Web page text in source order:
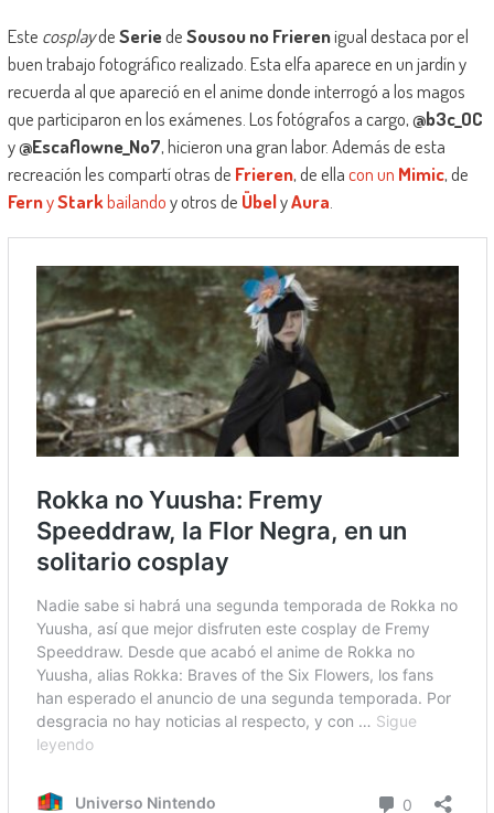
Este cosplaydeSeriedeSousou no Frierenigual destaca por el
buen trabajo fotográfico realizado. Esta elfa aparece en un jardín y
recuerda al que apareció en el anime donde interrogó a los magos
que participaron en los exámenes. Los fotógrafos a cargo,@b3c_OC
y@Escaflowne_No7, hicieron una gran labor. Además de esta
recreación les compartí otras de Frieren, de ellacon un Mimic, de
FernyStarkbailandoy otros de ÜbelyAura